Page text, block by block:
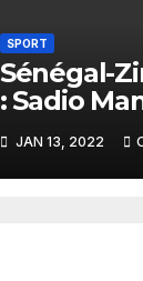
SPORT
Sénégal-
: Sadio
JAN 13, 2022